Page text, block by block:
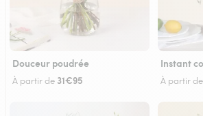
Douceur poudrée
À partir de 31€95
Instant
À partir de